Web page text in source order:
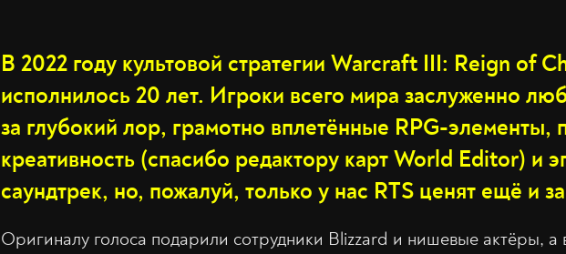
В 2022 году культовой стратегии Warcraft III: Reign of
исполнилось 20 лет. Игроки всего мира заслуженно
за глубокий лор, грамотно вплетённые RPG-
креативность (спасибо редактору карт World Editor) и
саундтрек, но, пожалуй, только у нас RTS ценят ещё и
Оригиналу голоса подарили сотрудники Blizzard и нишевые актёры, а